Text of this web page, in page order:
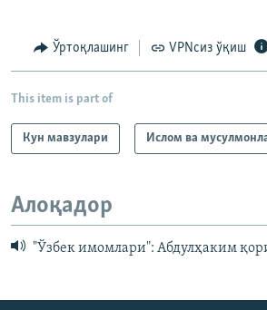
Ўртоқлашинг VPNсиз ўқиш
This item is part of
Кун мавзулари Ислом ва
Алоқадор
"Ўзбек имомлари": Абдулҳаким